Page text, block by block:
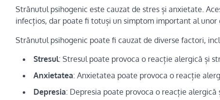
Strănutul psihogenic este cauzat de stres și anxietate.
infecțios, dar poate fi totuși un simptom important al unor
Strănutul psihogenic poate fi cauzat de diverse factori,
Stresul: Stresul poate provoca o reacție alergică și
Anxietatea: Anxietatea poate provoca o reacție
Depresia: Depresia poate provoca o reacție alergică